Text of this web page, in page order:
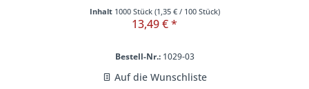
Inhalt 1000 Stück (1,35 €/ 100 Stück)
13,49 € *
Bestell-Nr.:1029-03
Auf die Wunschliste